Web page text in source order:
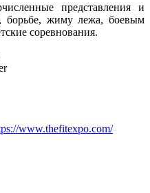
представления и
борьбе, жиму лежа, боевым
соревнования.
www.thefitexpo.com/